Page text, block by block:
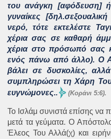
του ανάγκη [αφόδευση]
γυναίκες
νερό, τότε εκτελέστε
χέρια σας σε καθαρή
χέρια στο πρόσωπό σας
ενός πάνω από άλλο). Ο
βάλει σε δυσκολίες,
συμπληρώσει τη Χάρη
ευγνώμονες..
(Κοράνι 5:6).
Το Ισλάμ συνιστά επίσης να
μετά τα γεύματα. Ο
Έλεος Του Αλλά(χ) και